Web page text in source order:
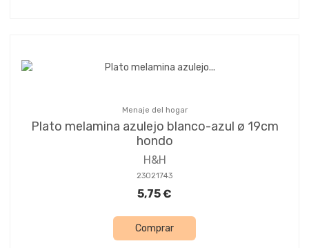
Menaje del hogar
Plato melamina azulejo blanco-azul ø 19cm
hondo
H&H
23021743
5,75 €
Comprar